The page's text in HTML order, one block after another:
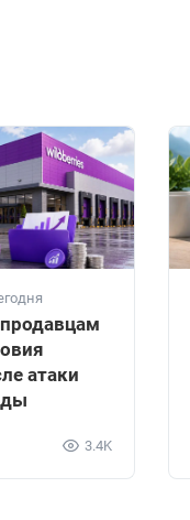
атаки
3.4K